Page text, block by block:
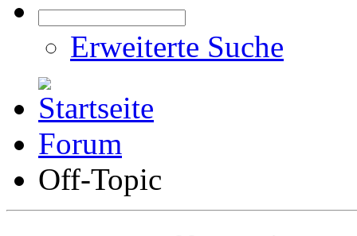
Erweiterte Suche
Forum
Off-Topic